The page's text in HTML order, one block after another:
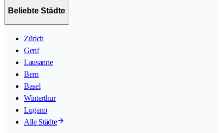
Beliebte Städte
Zürich
Genf
Lausanne
Bern
Basel
Winterthur
Lugano
Alle Städte